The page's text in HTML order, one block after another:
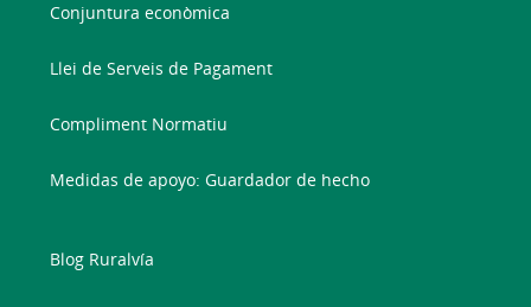
Conjuntura econòmica
Llei de Serveis de Pagament
Compliment Normatiu
Medidas de apoyo: Guardador de hecho
Blog Ruralvía